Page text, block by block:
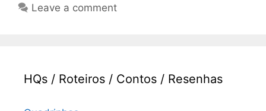
Leave a comment
HQs / Roteiros / Contos / Resenhas